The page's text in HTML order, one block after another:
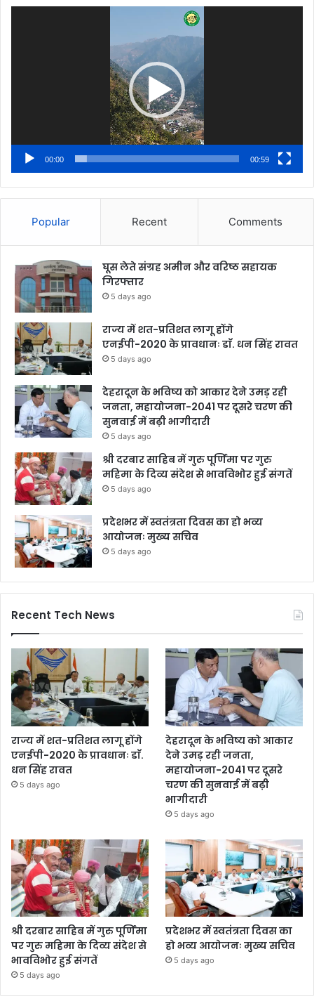
00:00 00:59
Popular Recent Comments
घूस लेते संग्रह अमीन और वरिष्ठ सहायक
गिरफ्तार
5 days ago
राज्य में शत-प्रतिशत लागू होंगे
एनईपी-2020 के प्रावधानः डाॅ. धन सिंह रावत
5 days ago
देहरादून के भविष्य को आकार देने उमड़ रही
जनता, महायोजना-2041 पर दूसरे चरण की
सुनवाई में बढ़ी भागीदारी
5 days ago
श्री दरबार साहिब में गुरु पूर्णिमा पर गुरु
महिमा के दिव्य संदेश से भावविभोर हुई संगतें
5 days ago
प्रदेशभर में स्वतंत्रता दिवस का हो भव्य
आयोजनः मुख्य सचिव
5 days ago
Recent Tech News
राज्य में शत-प्रतिशत लागू होंगे
एनईपी-2020 के प्रावधानः डाॅ.
धन सिंह रावत
5 days ago
देहरादून के भविष्य को आकार
देने उमड़ रही जनता,
महायोजना-2041 पर दूसरे
चरण की सुनवाई में बढ़ी
भागीदारी
5 days ago
श्री दरबार साहिब में गुरु पूर्णिमा
पर गुरु महिमा के दिव्य संदेश से
भावविभोर हुई संगतें
5 days ago
प्रदेशभर में स्वतंत्रता दिवस का
हो भव्य आयोजनः मुख्य सचिव
5 days ago